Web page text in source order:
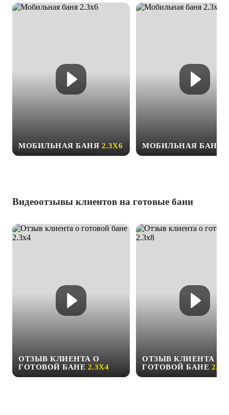
МОБИЛЬНАЯ БАНЯ 2.3Х6 МОБИЛЬНАЯ БАНЯ
Видеоотзывы клиентов на готовые бани
ОТЗЫВ КЛИЕНТА О
ГОТОВОЙ БАНЕ 2.3Х4
ОТЗЫВ КЛИЕНТА О
ГОТОВОЙ БАНЕ